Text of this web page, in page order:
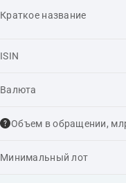
Краткое название
ISIN
Валюта
Объем в обращении,
Минимальный лот